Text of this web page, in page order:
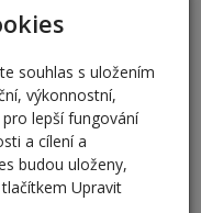
2025/2026
souhlas s uložením
výkonnostní,
lepší fungování
a cílení a
budou uloženy,
Upravit